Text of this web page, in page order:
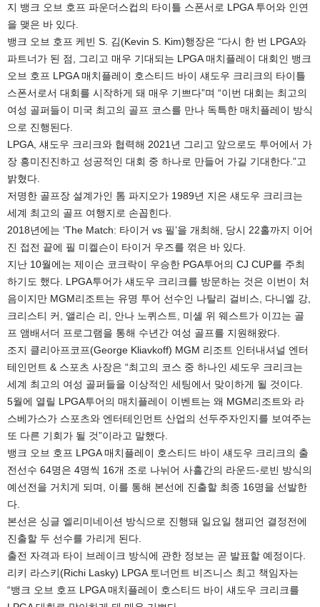
지 뱅크 오브 호프 파운더스컵의 타이틀 스폰서로 LPGA 투어와 인연
을 맺은 바 있다.
뱅크 오브 호프 케빈 S. 김(Kevin S. Kim)행장은 “다시 한 번 LPGA와
파트너가 된 점, 그리고 매우 기대되는 LPGA 매치플레이 대회인 뱅크
오브 호프 LPGA 매치플레이 호스티드 바이 섀도우 크리크의 타이틀
스폰서로서 대회를 시작하게 돼 매우 기쁘다”며 “이번 대회는 최고의
여성 골퍼들이 미국 최고의 골프 코스를 만나 독특한 매치플레이 방식
으로 진행된다.
LPGA, 섀도우 크리크와 협력해 2021년 그리고 앞으로도 투어에서 가
장 흥미진진하고 성공적인 대회 중 하나로 만들어 가길 기대한다.”고
밝혔다.
저명한 골프장 설계가인 톰 파지오가 1989년 지은 섀도우 크리크는
세계 최고의 골프 여행지로 손꼽힌다.
2018년에는 ‘The Match: 타이거 vs 필’을 개최해, 당시 22홀까지 이어
진 접전 끝에 필 미켈슨이 타이거 우즈를 꺾은 바 있다.
지난 10월에는 제이슨 코크락이 우승한 PGA투어의 CJ CUP를 주최
하기도 했다. LPGA투어가 섀도우 크리크를 방문하는 것은 이번이 처
음이지만 MGM리조트는 유명 투어 선수인 나탈리 걸비스, 다니엘 강,
크리스티 커, 앨리슨 리, 안나 노퀴스트, 미셸 위 웨스트가 이끄는 골
프 앰배서더 프로그램을 통해 수년간 여성 골프를 지원해왔다.
조지 클리아프코프(George Kliavkoff) MGM 리조트 인터내셔널 엔터
테인먼트 & 스포츠 사장은 “최고의 코스 중 하나인 셰도우 크리크는
세계 최고의 여성 골퍼들을 이상적인 세팅에서 맞이하게 될 것이다.
5월에 열릴 LPGA투어의 매치플레이 이벤트는 왜 MGM리조트와 라
스베가스가 스포츠와 엔터테인먼트 산업의 선두주자인지를 보여주는
또 다른 기회가 될 것”이라고 말했다.
뱅크 오브 호프 LPGA 매치플레이 호스티드 바이 섀도우 크리크의 출
전선수 64명은 4명씩 16개 조로 나뉘어 사흘간의 라운드-로빈 방식의
예선전을 거치게 되며, 이를 통해 본선에 진출할 최종 16명을 선발한
다.
본선은 싱글 엘리미네이션 방식으로 진행돼 일요일 챔피언 결정전에
진출할 두 선수를 가리게 된다.
출전 자격과 타이 브레이크 방식에 관한 정보는 곧 발표할 예정이다.
리키 라스키(Richi Lasky) LPGA 토너먼트 비즈니스 최고 책임자는
“뱅크 오브 호프 LPGA 매치플레이 호스티드 바이 섀도우 크리크를